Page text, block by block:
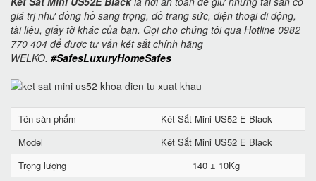
giá trị như đồng hồ sang trọng, đồ trang sức, điện thoại di động,
tài liệu, giấy tờ khác của bạn. Gọi cho chúng tôi qua Hotline 0982
770 404 để được tư vấn két sắt chính hãng
WELKO. #SafesLuxuryHomeSafes
Tên sản phẩm
Két Sắt Mini US52 E Black
Model
Két Sắt Mini US52 E Black
Trọng lượng
140 ± 10Kg